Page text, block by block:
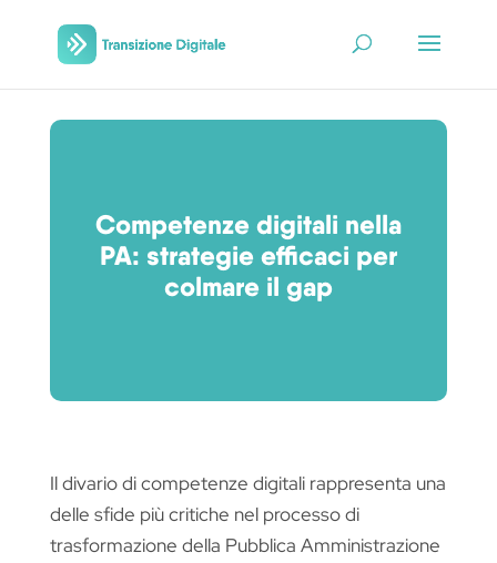
Competenze digitali nella
PA: strategie efficaci per
colmare il gap
Il divario di competenze digitali rappresenta una
delle sfide più critiche nel processo di
trasformazione della Pubblica Amministrazione